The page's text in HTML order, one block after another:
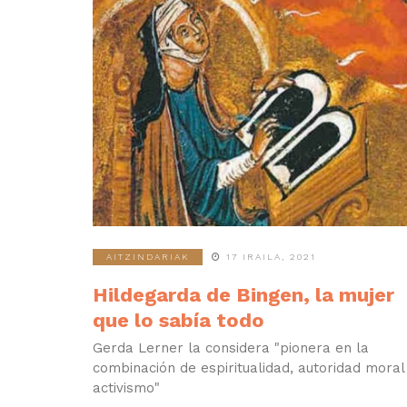
AITZINDARIAK 17 IRAILA, 2021
Hildegarda de Bingen, la mujer
que lo sabía todo
Gerda Lerner la considera "pionera en la
combinación de espiritualidad, autoridad
activismo"